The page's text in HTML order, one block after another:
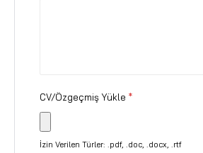
CV/Özgeçmiş Yükle *
İzin Verilen Türler: .pdf, .doc, .docx, .rtf